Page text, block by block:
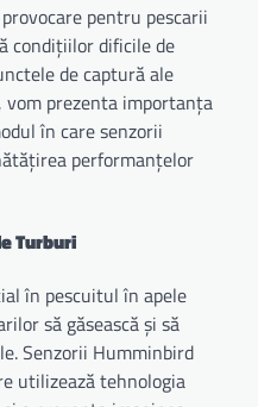
pentru pescarii
condițiilor dificile de
de captură ale
vom prezenta importanța
în care senzorii
performanțelor
Turburi
în pescuitul în apele
să găsească și să
Senzorii Humminbird
utilizează tehnologia